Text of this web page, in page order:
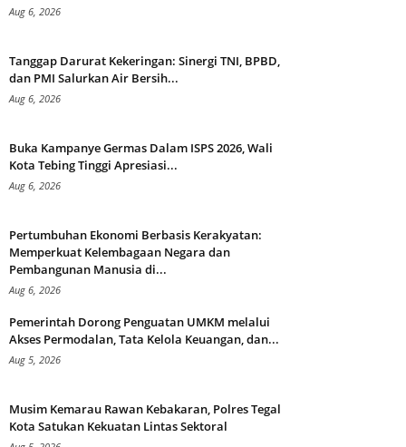
Aug 6, 2026
Tanggap Darurat Kekeringan: Sinergi TNI, BPBD,
dan PMI Salurkan Air Bersih...
Aug 6, 2026
Buka Kampanye Germas Dalam ISPS 2026, Wali
Kota Tebing Tinggi Apresiasi...
Aug 6, 2026
Pertumbuhan Ekonomi Berbasis Kerakyatan:
Memperkuat Kelembagaan Negara dan
Pembangunan Manusia di...
Aug 6, 2026
Pemerintah Dorong Penguatan UMKM melalui
Akses Permodalan, Tata Kelola Keuangan, dan...
Aug 5, 2026
Musim Kemarau Rawan Kebakaran, Polres Tegal
Kota Satukan Kekuatan Lintas Sektoral